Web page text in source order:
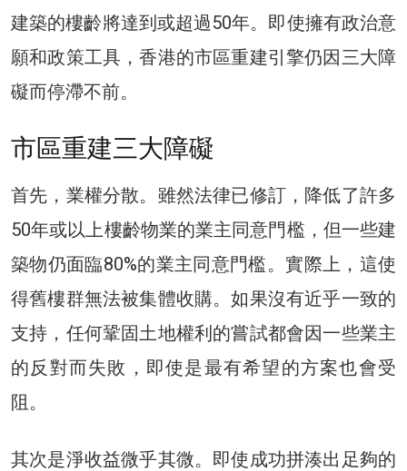
建築的樓齡將達到或超過50年。即使擁有政治意
願和政策工具，香港的市區重建引擎仍因三大障
礙而停滯不前。
市區重建三大障礙
首先，業權分散。雖然法律已修訂，降低了許多
50年或以上樓齡物業的業主同意門檻，但一些建
築物仍面臨80%的業主同意門檻。實際上，這使
得舊樓群無法被集體收購。如果沒有近乎一致的
支持，任何鞏固土地權利的嘗試都會因一些業主
的反對而失敗，即使是最有希望的方案也會受
阻。
其次是淨收益微乎其微。即使成功拼湊出足夠的